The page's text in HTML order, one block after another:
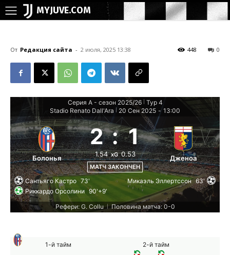
MYJUVE.COM
От Редакция сайта - 2 июля, 2025 13:38 0
448
Серия А - сезон 2025/26
Тур 4
Stadio Renato Dall'Ara
20 Сен 2025 - 13:00
Болонья
2 : 1
1.54 xG 0.53
МАТЧ ЗАКОНЧЕН
Дженоа
Сантьяго Кастро 73'
Риккардо Орсолини 90'+9'
Микаэль Эллертссон 63'
Рефери: G. Collu | Половина матча: 0-0
1-й тайм 2-й тайм